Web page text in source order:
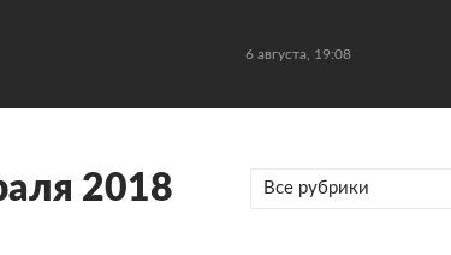
6 августа, 19:08
2018 Все рубрики